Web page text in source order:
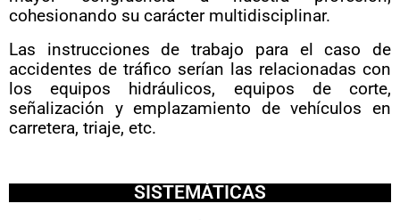
cohesionando su carácter multidisciplinar.
Las instrucciones de trabajo para el caso de
accidentes de tráfico serían las relacionadas con
los equipos hidráulicos, equipos de corte,
señalización y emplazamiento de vehículos en
carretera, triaje, etc.
SISTEMÁTICAS